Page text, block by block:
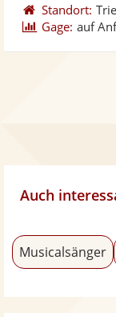
Standort:
Gage: auf
Auch
Musicalsänger